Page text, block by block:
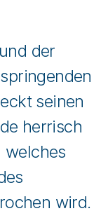
der
seinen
herrisch
welches
wird.